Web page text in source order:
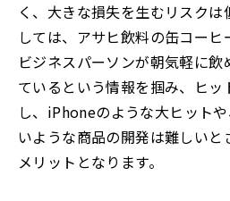
く、大きな損失を生むリスクは
しては、アサヒ飲料の缶コーヒ
ビジネスパーソンが朝気軽に
ているという情報を掴み、ヒッ
し、iPhoneのような大ヒット
いような商品の開発は難しい
メリットとなります。